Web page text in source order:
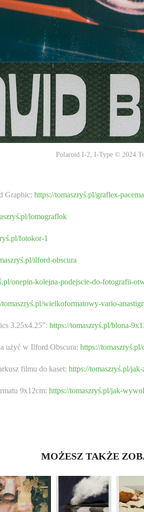
Polaroid I-2, I-Type © 2024
Graphic: https://tomaszryś.pl/graflex-
lomograflok
fotokor-1
ilford-obscura
onepin-kolejna-podejscie-do-fotografii-
tomaszryś.pl/wielkoformatowy-vario-
3.25x4.25”: https://tomaszryś.pl/blona-
użyć w Ilford Obscura: https://
filmu do kaset: https://tomaszryś.pl/
9x12cm: https://tomaszryś.pl/jak-
MOŻESZ TAKŻE